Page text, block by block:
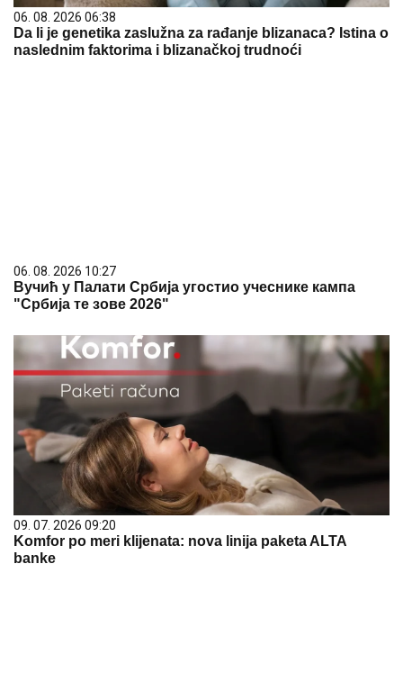
06. 08. 2026 06:38
Da li je genetika zaslužna za rađanje blizanaca? Istina o
naslednim faktorima i blizanačkoj trudnoći
06. 08. 2026 10:27
Вучић у Палати Србија угостио учеснике кампа
"Србија те зове 2026"
09. 07. 2026 09:20
Komfor po meri klijenata: nova linija paketa ALTA
banke